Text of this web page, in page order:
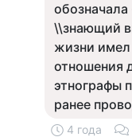
\\знающий
жизни имел
отношения
этнографы
ранее
4 года